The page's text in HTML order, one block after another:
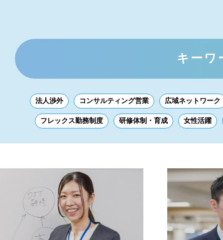
キーワ
法人渉外 コンサルティング営業 広域ネットワーク
フレックス勤務制度 研修体制・育成 女性活躍